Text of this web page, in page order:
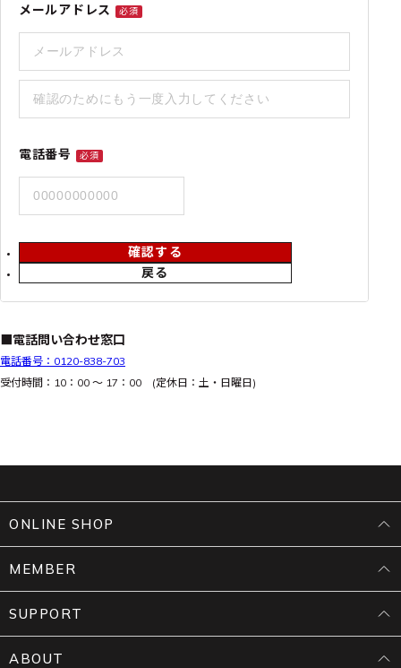
メールアドレス 必須
電話番号 必須
戻る
確認する
■電話問い合わせ窓口
電話番号：0120-838-703
受付時間：10：00 ～ 17：00 (定休日：土・日曜日)
ONLINE SHOP
MEMBER
SUPPORT
ABOUT